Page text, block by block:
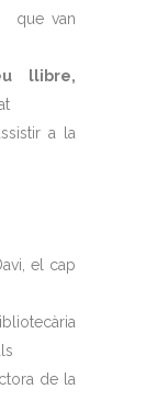
que van
llibre,
a la
el cap
de la